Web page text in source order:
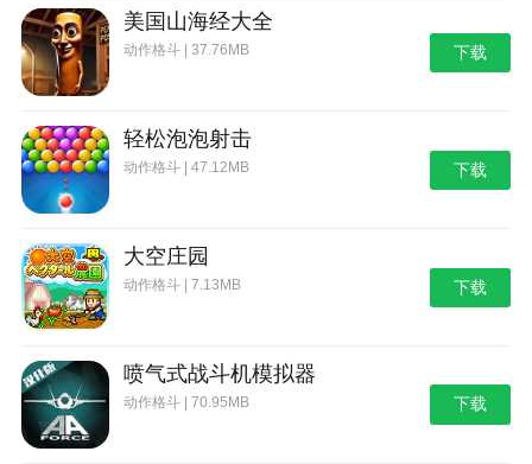
美国山海经大全
动作格斗 | 37.76MB 下载
轻松泡泡射击
动作格斗 | 47.12MB 下载
大空庄园
动作格斗 | 7.13MB 下载
喷气式战斗机模拟器
动作格斗 | 70.95MB 下载